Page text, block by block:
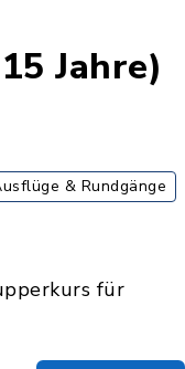
Jahre)
& Rundgänge
für